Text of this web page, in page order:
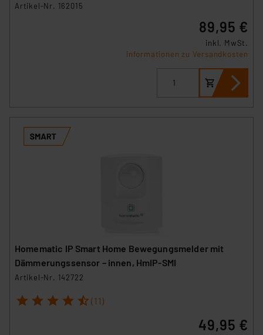
Artikel-Nr. 162015
89,95 €
inkl. MwSt.
Informationen zu Versandkosten
Homematic IP Smart Home Bewegungsmelder mit
Dämmerungssensor – innen, HmIP-SMI
Artikel-Nr. 142722
1 2 3 4 5 (11)
49,95 €